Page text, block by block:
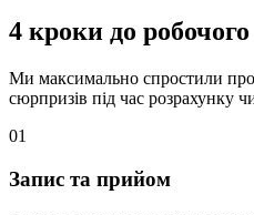
4 кроки до
Ми максимально спростили
сюрпризів під час розрахунку
01
Запис та прийом